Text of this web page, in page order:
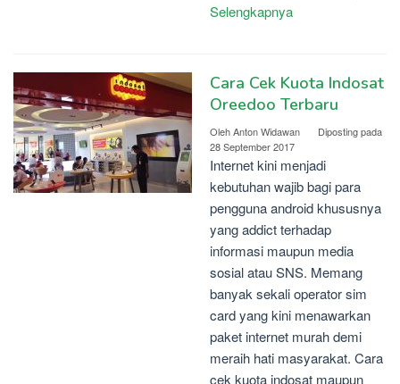
Selengkapnya
Cara Cek Kuota Indosat
Oreedoo Terbaru
OlehAnton Widawan
Diposting pada
28 September 2017
Internet kini menjadi
kebutuhan wajib bagi para
pengguna android khususnya
yang addict terhadap
informasi maupun media
sosial atau SNS. Memang
banyak sekali operator sim
card yang kini menawarkan
paket internet murah demi
meraih hati masyarakat. Cara
cek kuota indosat maupun